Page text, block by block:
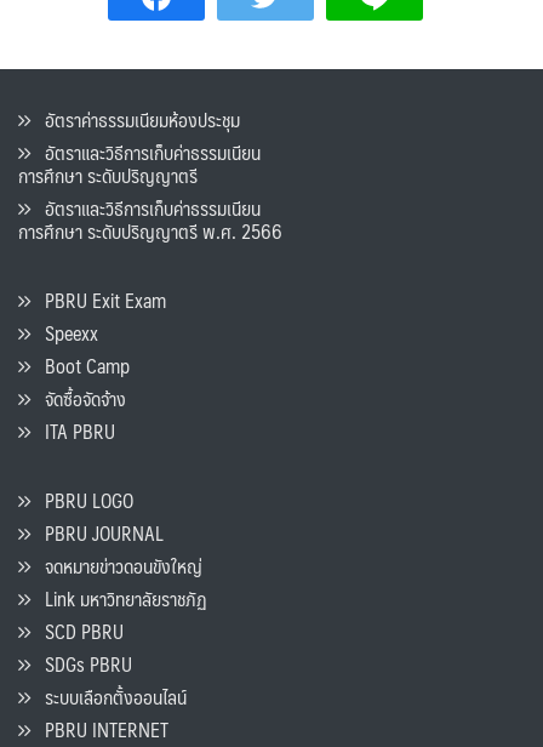
อัตราค่าธรรมเนียมห้องประชุม
อัตราและวิธีการเก็บค่าธรรมเนียน
การศึกษา ระดับปริญญาตรี
อัตราและวิธีการเก็บค่าธรรมเนียน
การศึกษา ระดับปริญญาตรี พ.ศ. 2566
PBRU Exit Exam
Speexx
Boot Camp
จัดซื้อจัดจ้าง
ITA PBRU
PBRU LOGO
PBRU JOURNAL
จดหมายข่าวดอนขังใหญ่
Link มหาวิทยาลัยราชภัฏ
SCD PBRU
SDGs PBRU
ระบบเลือกตั้งออนไลน์
PBRU INTERNET